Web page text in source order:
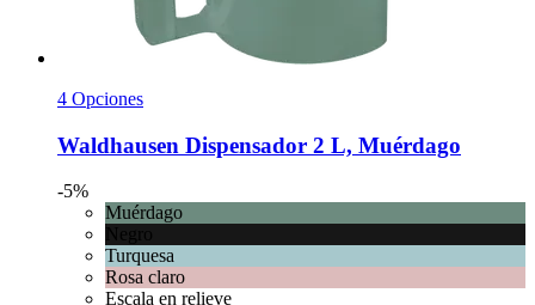
4 Opciones
Waldhausen Dispensador 2 L, Muérdago
-5%
Muérdago
Turquesa
Rosa claro
Escala en relieve